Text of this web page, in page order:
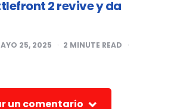
2 revive y da
25, 2025 2 MINUTE READ
un comentario